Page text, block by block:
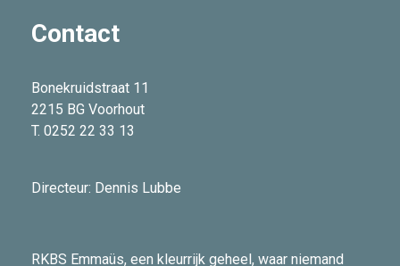
Contact
Bonekruidstraat 11
2215 BG Voorhout
T. 0252 22 33 13
Directeur: Dennis Lubbe
RKBS Emmaüs, een kleurrijk geheel, waar niemand